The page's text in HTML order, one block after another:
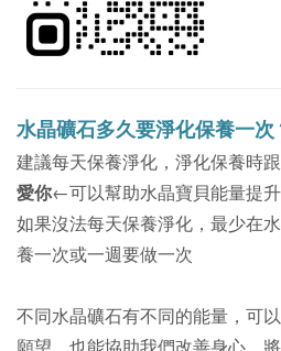
水晶礦石多久要淨化保養一次
建議每天保養淨化，淨化保養時
愛你←可以幫助水晶寶貝能量提升
如果沒法每天保養淨化，最少在
養一次或一週要做一次
不同水晶礦石有不同的能量，可
願望，也能協助我們改善身心。